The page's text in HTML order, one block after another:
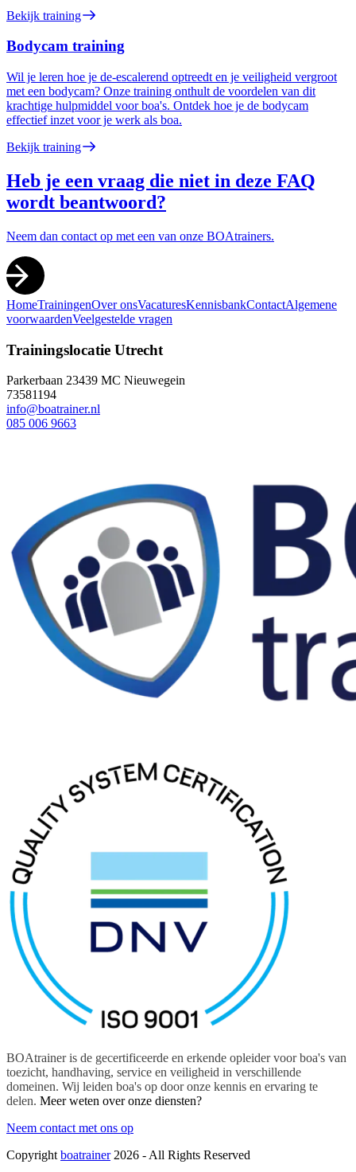
Bekijk training
Bodycam training
Wil je leren hoe je de-escalerend optreedt en je veiligheid vergroot
met een bodycam? Onze training onthult de voordelen van dit
krachtige hulpmiddel voor boa's. Ontdek hoe je de bodycam
effectief inzet voor je werk als boa.
Bekijk training
Heb je een vraag die niet in deze FAQ
wordt beantwoord?
Neem dan contact op met een van onze BOAtrainers.
HomeTrainingenOver onsVacaturesKennisbankContactAlgemene
voorwaardenVeelgestelde vragen
Trainingslocatie Utrecht
Parkerbaan 23439 MC Nieuwegein
73581194
info@boatrainer.nl
085 006 9663
BOAtrainer is de gecertificeerde en erkende opleider voor boa's van
toezicht, handhaving, service en veiligheid in verschillende
domeinen. Wij leiden boa's op door onze kennis en ervaring te
delen. Meer weten over onze diensten?
Neem contact met ons op
Copyrightboatrainer2026 - All Rights Reserved